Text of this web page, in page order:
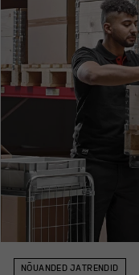
NÕUANDED JA TRENDID